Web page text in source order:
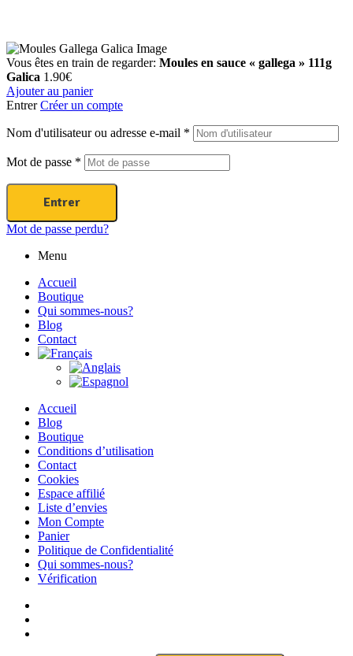
Vous êtes en train de regarder: Moules en sauce « gallega » 111g
Galica 1.90€
Ajouter au panier
Entrer Créer un compte
Nom d'utilisateur ou adresse e-mail *
Mot de passe *
Entrer
Mot de passe perdu?
Menu
Accueil
Boutique
Qui sommes-nous?
Blog
Contact
Accueil
Blog
Boutique
Conditions d’utilisation
Contact
Cookies
Espace affilié
Liste d’envies
Mon Compte
Panier
Politique de Confidentialité
Qui sommes-nous?
Vérification